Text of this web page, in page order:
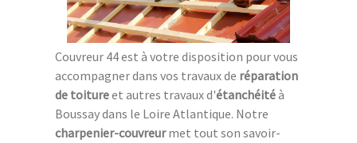
Couvreur 44 est à votre disposition pour vous
accompagner dans vos travaux de réparation
de toitureet autres travaux d'étanchéitéà
Boussay dans le Loire Atlantique. Notre
charpenier-couvreurmet tout son savoir-